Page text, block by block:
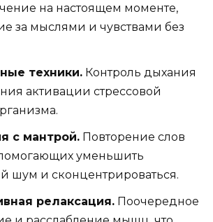
на настоящем моменте,
за мыслями и чувствами без
техники. Контроль дыхания
активации стрессовой
с мантрой. Повторение слов
уменьшить
шум и сконцентрироваться.
релаксация. Поочередное